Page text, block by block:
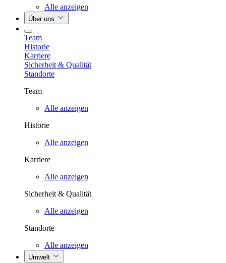
Alle anzeigen
Über uns
Team
Historie
Karriere
Sicherheit & Qualität
Standorte
Team
Alle anzeigen
Historie
Alle anzeigen
Karriere
Alle anzeigen
Sicherheit & Qualität
Alle anzeigen
Standorte
Alle anzeigen
Umwelt